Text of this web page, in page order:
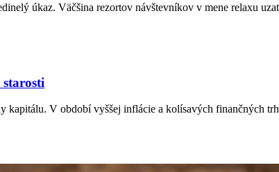
úkaz. Väčšina rezortov návštevníkov v mene relaxu
V období vyššej inflácie a kolísavých finančných